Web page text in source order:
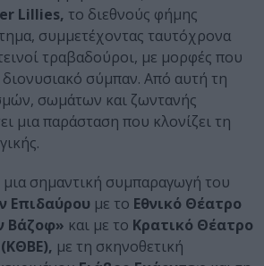
Lillies, το διεθνούς φήμης
συμμετέχοντας ταυτόχρονα
τραβαδούροι, με μορφές που
σύμπαν. Από αυτή τη
σωμάτων και ζωντανής
μια παράσταση που κλονίζει τη
μια σημαντική συμπαραγωγή του
Επιδαύρου με το Εθνικό Θέατρο
Βάζοφ» και με το Κρατικό Θέατρο
με τη σκηνοθετική